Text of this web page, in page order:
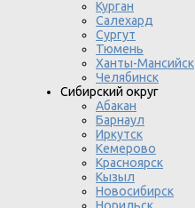
Курган
Салехард
Сургут
Тюмень
Ханты-Мансийск
Челябинск
Сибирский округ
Абакан
Барнаул
Иркутск
Кемерово
Красноярск
Кызыл
Новосибирск
Норильск